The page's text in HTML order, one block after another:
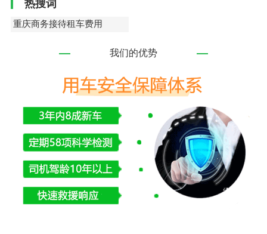
热搜词
重庆商务接待租车费用
我们的优势